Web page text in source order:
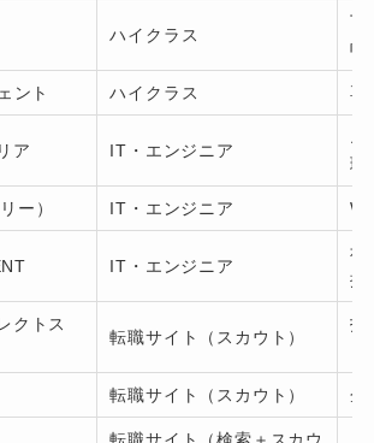
ハイクラス
丁
幅
ント ハイクラス 専
ア IT・エンジニア
エ
理
ー） IT・エンジニア
IT・エンジニア
社
提
クトス
転職サイト（スカウト）
指
転職サイト（スカウト） 企